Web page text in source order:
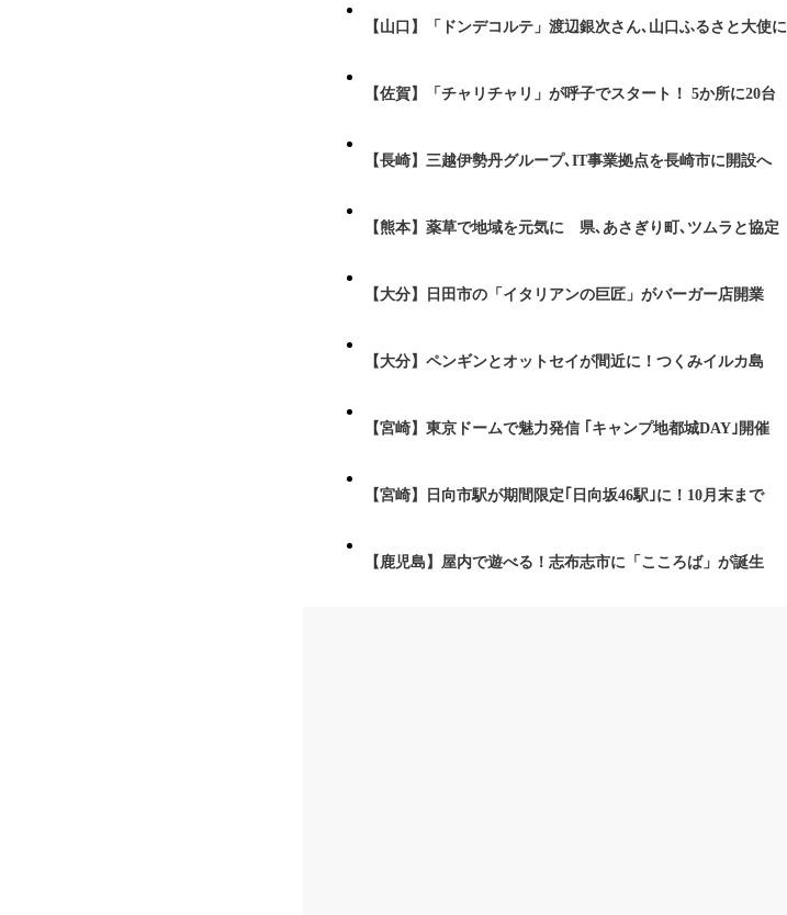
【山口】「ドンデコルテ」渡辺銀次さん､山口ふるさと大使に
【佐賀】「チャリチャリ」が呼子でスタート！ 5か所に20台
【長崎】三越伊勢丹グループ､IT事業拠点を長崎市に開設へ
【熊本】薬草で地域を元気に 県､あさぎり町､ツムラと協定
【大分】日田市の「イタリアンの巨匠」がバーガー店開業
【大分】ペンギンとオットセイが間近に！つくみイルカ島
【宮崎】東京ドームで魅力発信 ｢キャンプ地都城DAY｣開催
【宮崎】日向市駅が期間限定｢日向坂46駅｣に！10月末まで
【鹿児島】屋内で遊べる！志布志市に「こころば」が誕生